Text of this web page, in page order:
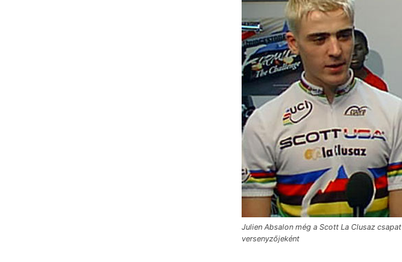
Julien Absalon még a Scott La Clusaz csapat
versenyzőjeként